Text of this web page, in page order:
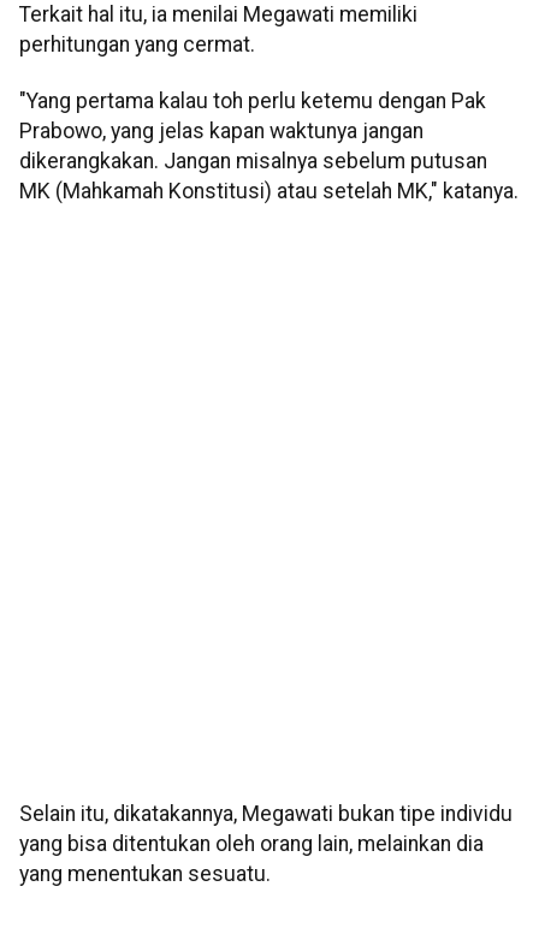
Terkait hal itu, ia menilai Megawati memiliki
perhitungan yang cermat.
"Yang pertama kalau toh perlu ketemu dengan Pak
Prabowo, yang jelas kapan waktunya jangan
dikerangkakan. Jangan misalnya sebelum putusan
MK (Mahkamah Konstitusi) atau setelah MK," katanya.
Selain itu, dikatakannya, Megawati bukan tipe individu
yang bisa ditentukan oleh orang lain, melainkan dia
yang menentukan sesuatu.